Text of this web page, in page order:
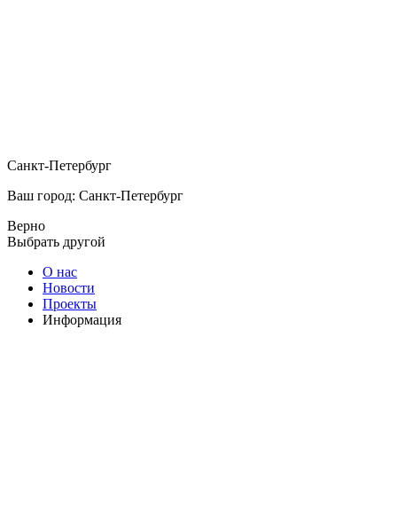
Санкт-Петербург
Ваш город: Санкт-Петербург
Верно
Выбрать другой
О нас
Новости
Проекты
Информация